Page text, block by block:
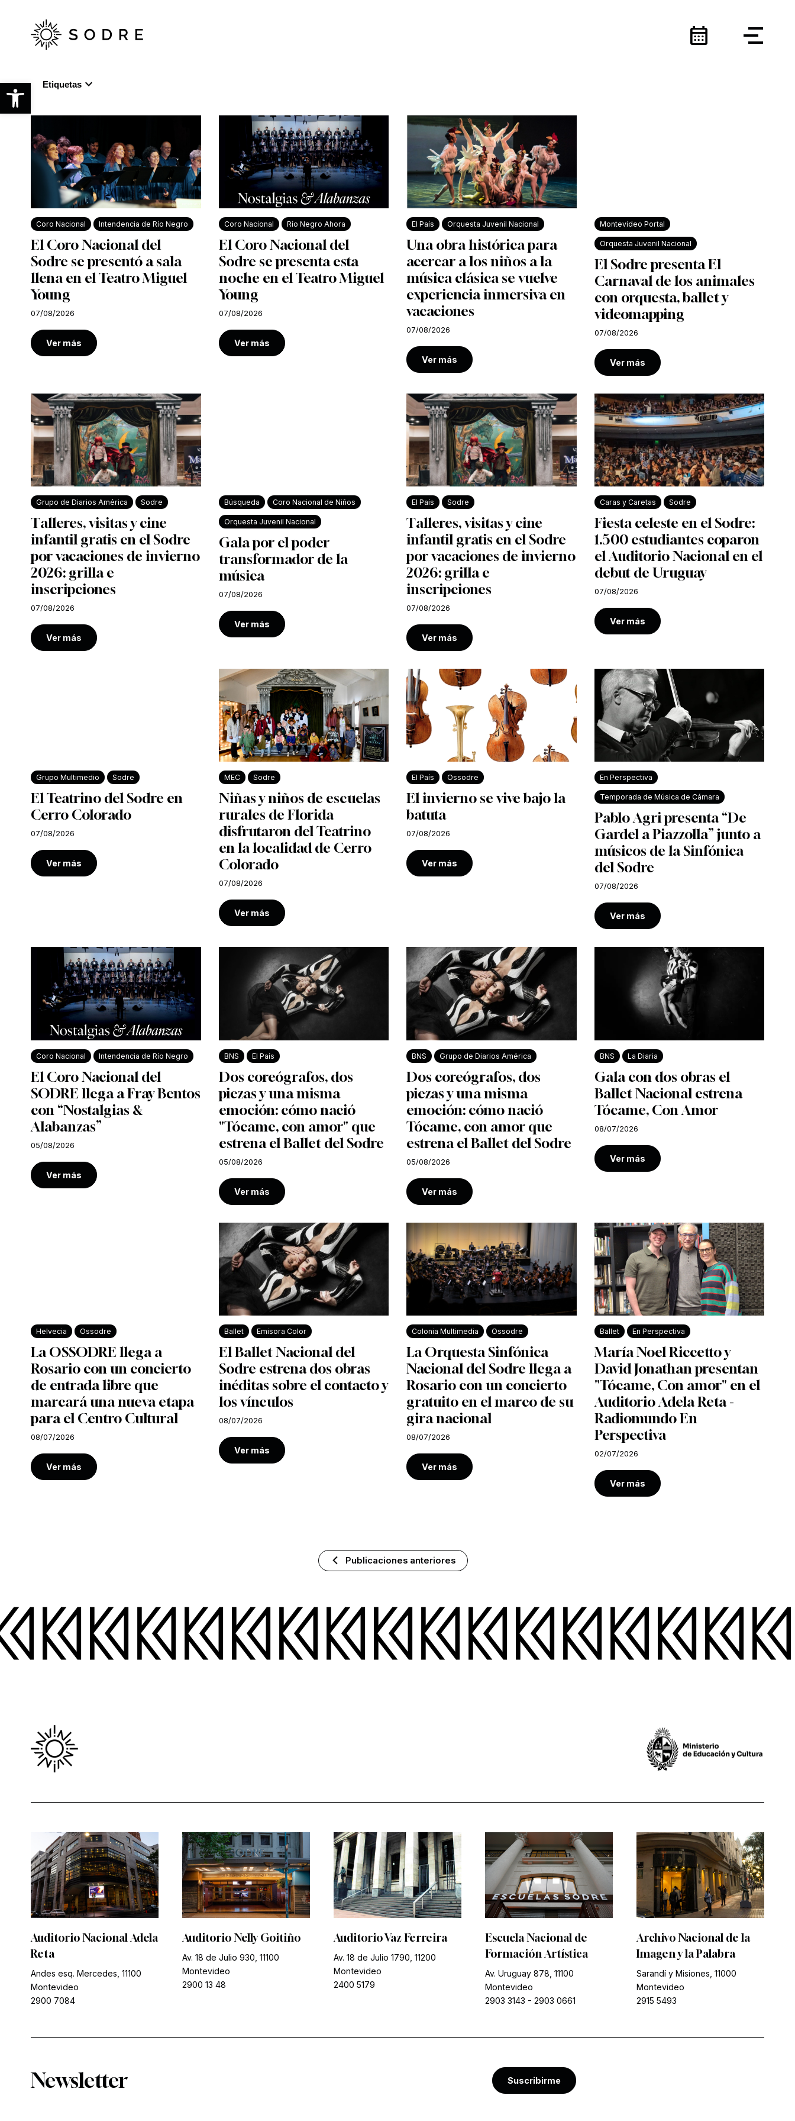
Abrir barra de herramientas
contenido
principal
calendar_month
Etiquetas expand_more
Coro Nacional Intendencia de Río Negro
El Coro Nacional del
Sodre se presentó a sala
llena en el Teatro Miguel
Young
07/08/2026
Ver más
Coro Nacional Río Negro Ahora
El Coro Nacional del
Sodre se presenta esta
noche en el Teatro Miguel
Young
07/08/2026
Ver más
El País Orquesta Juvenil Nacional
Una obra histórica para
acercar a los niños a la
música clásica se vuelve
experiencia inmersiva en
vacaciones
07/08/2026
Ver más
Montevideo Portal
Orquesta Juvenil Nacional
El Sodre presenta El
Carnaval de los animales
con orquesta, ballet y
videomapping
07/08/2026
Ver más
Grupo de Diarios América Sodre
Talleres, visitas y cine
infantil gratis en el Sodre
por vacaciones de invierno
2026: grilla e
inscripciones
07/08/2026
Ver más
Búsqueda Coro Nacional de Niños
Orquesta Juvenil Nacional
Gala por el poder
transformador de la
música
07/08/2026
Ver más
El País Sodre
Talleres, visitas y cine
infantil gratis en el Sodre
por vacaciones de invierno
2026: grilla e
inscripciones
07/08/2026
Ver más
Caras y Caretas Sodre
Fiesta celeste en el Sodre:
1.500 estudiantes coparon
el Auditorio Nacional en el
debut de Uruguay
07/08/2026
Ver más
Grupo Multimedio Sodre
El Teatrino del Sodre en
Cerro Colorado
07/08/2026
Ver más
MEC Sodre
Niñas y niños de escuelas
rurales de Florida
disfrutaron del Teatrino
en la localidad de Cerro
Colorado
07/08/2026
Ver más
El País Ossodre
El invierno se vive bajo la
batuta
07/08/2026
Ver más
En Perspectiva
Temporada de Música de Cámara
Pablo Agri presenta “De
Gardel a Piazzolla” junto a
músicos de la Sinfónica
del Sodre
07/08/2026
Ver más
Coro Nacional Intendencia de Río Negro
El Coro Nacional del
SODRE llega a Fray Bentos
con “Nostalgias &
Alabanzas”
05/08/2026
Ver más
BNS El País
Dos coreógrafos, dos
piezas y una misma
emoción: cómo nació
"Tócame, con amor" que
estrena el Ballet del Sodre
05/08/2026
Ver más
BNS Grupo de Diarios América
Dos coreógrafos, dos
piezas y una misma
emoción: cómo nació
Tócame, con amor que
estrena el Ballet del Sodre
05/08/2026
Ver más
BNS La Diaria
Gala con dos obras el
Ballet Nacional estrena
Tócame, Con Amor
08/07/2026
Ver más
Helvecia Ossodre
La OSSODRE llega a
Rosario con un concierto
de entrada libre que
marcará una nueva etapa
para el Centro Cultural
08/07/2026
Ver más
Ballet Emisora Color
El Ballet Nacional del
Sodre estrena dos obras
inéditas sobre el contacto y
los vínculos
08/07/2026
Ver más
Colonia Multimedia Ossodre
La Orquesta Sinfónica
Nacional del Sodre llega a
Rosario con un concierto
gratuito en el marco de su
gira nacional
08/07/2026
Ver más
Ballet En Perspectiva
María Noel Riccetto y
David Jonathan presentan
"Tócame, Con amor" en el
Auditorio Adela Reta -
Radiomundo En
Perspectiva
02/07/2026
Ver más
Publicaciones anteriores
Auditorio Nacional Adela
Reta
Andes esq. Mercedes, 11100
Montevideo
2900 7084
Auditorio Nelly Goitiño
Av. 18 de Julio 930, 11100
Montevideo
2900 13 48
Auditorio Vaz Ferreira
Av. 18 de Julio 1790, 11200
Montevideo
2400 5179
Escuela Nacional de
Formación Artística
Av. Uruguay 878, 11100
Montevideo
2903 3143 - 2903 0661
Archivo Nacional de la
Imagen y la Palabra
Sarandí y Misiones, 11000
Montevideo
2915 5493
Newsletter Suscribirme